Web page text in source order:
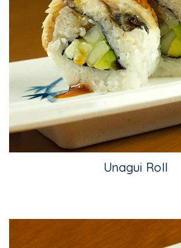
Unagui Roll